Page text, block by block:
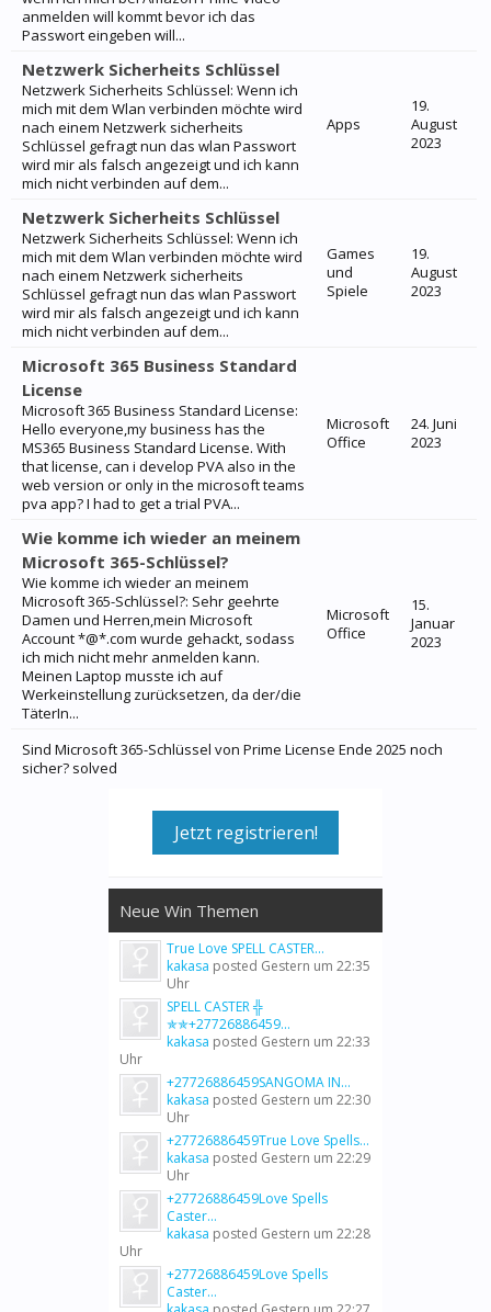
anmelden will kommt bevor ich das
Passwort eingeben will...
Netzwerk Sicherheits Schlüssel
Netzwerk Sicherheits Schlüssel: Wenn ich
mich mit dem Wlan verbinden möchte wird
nach einem Netzwerk sicherheits
Schlüssel gefragt nun das wlan Passwort
wird mir als falsch angezeigt und ich kann
mich nicht verbinden auf dem...
Apps
19.
August
2023
Netzwerk Sicherheits Schlüssel
Netzwerk Sicherheits Schlüssel: Wenn ich
mich mit dem Wlan verbinden möchte wird
nach einem Netzwerk sicherheits
Schlüssel gefragt nun das wlan Passwort
wird mir als falsch angezeigt und ich kann
mich nicht verbinden auf dem...
Games
und
Spiele
19.
August
2023
Microsoft 365 Business Standard
License
Microsoft 365 Business Standard License:
Hello everyone,my business has the
MS365 Business Standard License. With
that license, can i develop PVA also in the
web version or only in the microsoft teams
pva app? I had to get a trial PVA...
Microsoft
Office
24. Juni
2023
Wie komme ich wieder an meinem
Microsoft 365-Schlüssel?
Wie komme ich wieder an meinem
Microsoft 365-Schlüssel?: Sehr geehrte
Damen und Herren,mein Microsoft
Account *@*.com wurde gehackt, sodass
ich mich nicht mehr anmelden kann.
Meinen Laptop musste ich auf
Werkeinstellung zurücksetzen, da der/die
TäterIn...
Microsoft
Office
15.
Januar
2023
Sind Microsoft 365-Schlüssel von Prime License Ende 2025 noch
sicher? solved
Jetzt registrieren!
Neue Win Themen
True Love SPELL CASTER...
kakasa posted Gestern um 22:35
Uhr
SPELL CASTER ╬
✯✯+27726886459...
kakasa posted Gestern um 22:33
Uhr
+27726886459SANGOMA IN...
kakasa posted Gestern um 22:30
Uhr
+27726886459True Love Spells...
kakasa posted Gestern um 22:29
Uhr
+27726886459Love Spells
Caster...
kakasa posted Gestern um 22:28
Uhr
+27726886459Love Spells
Caster...